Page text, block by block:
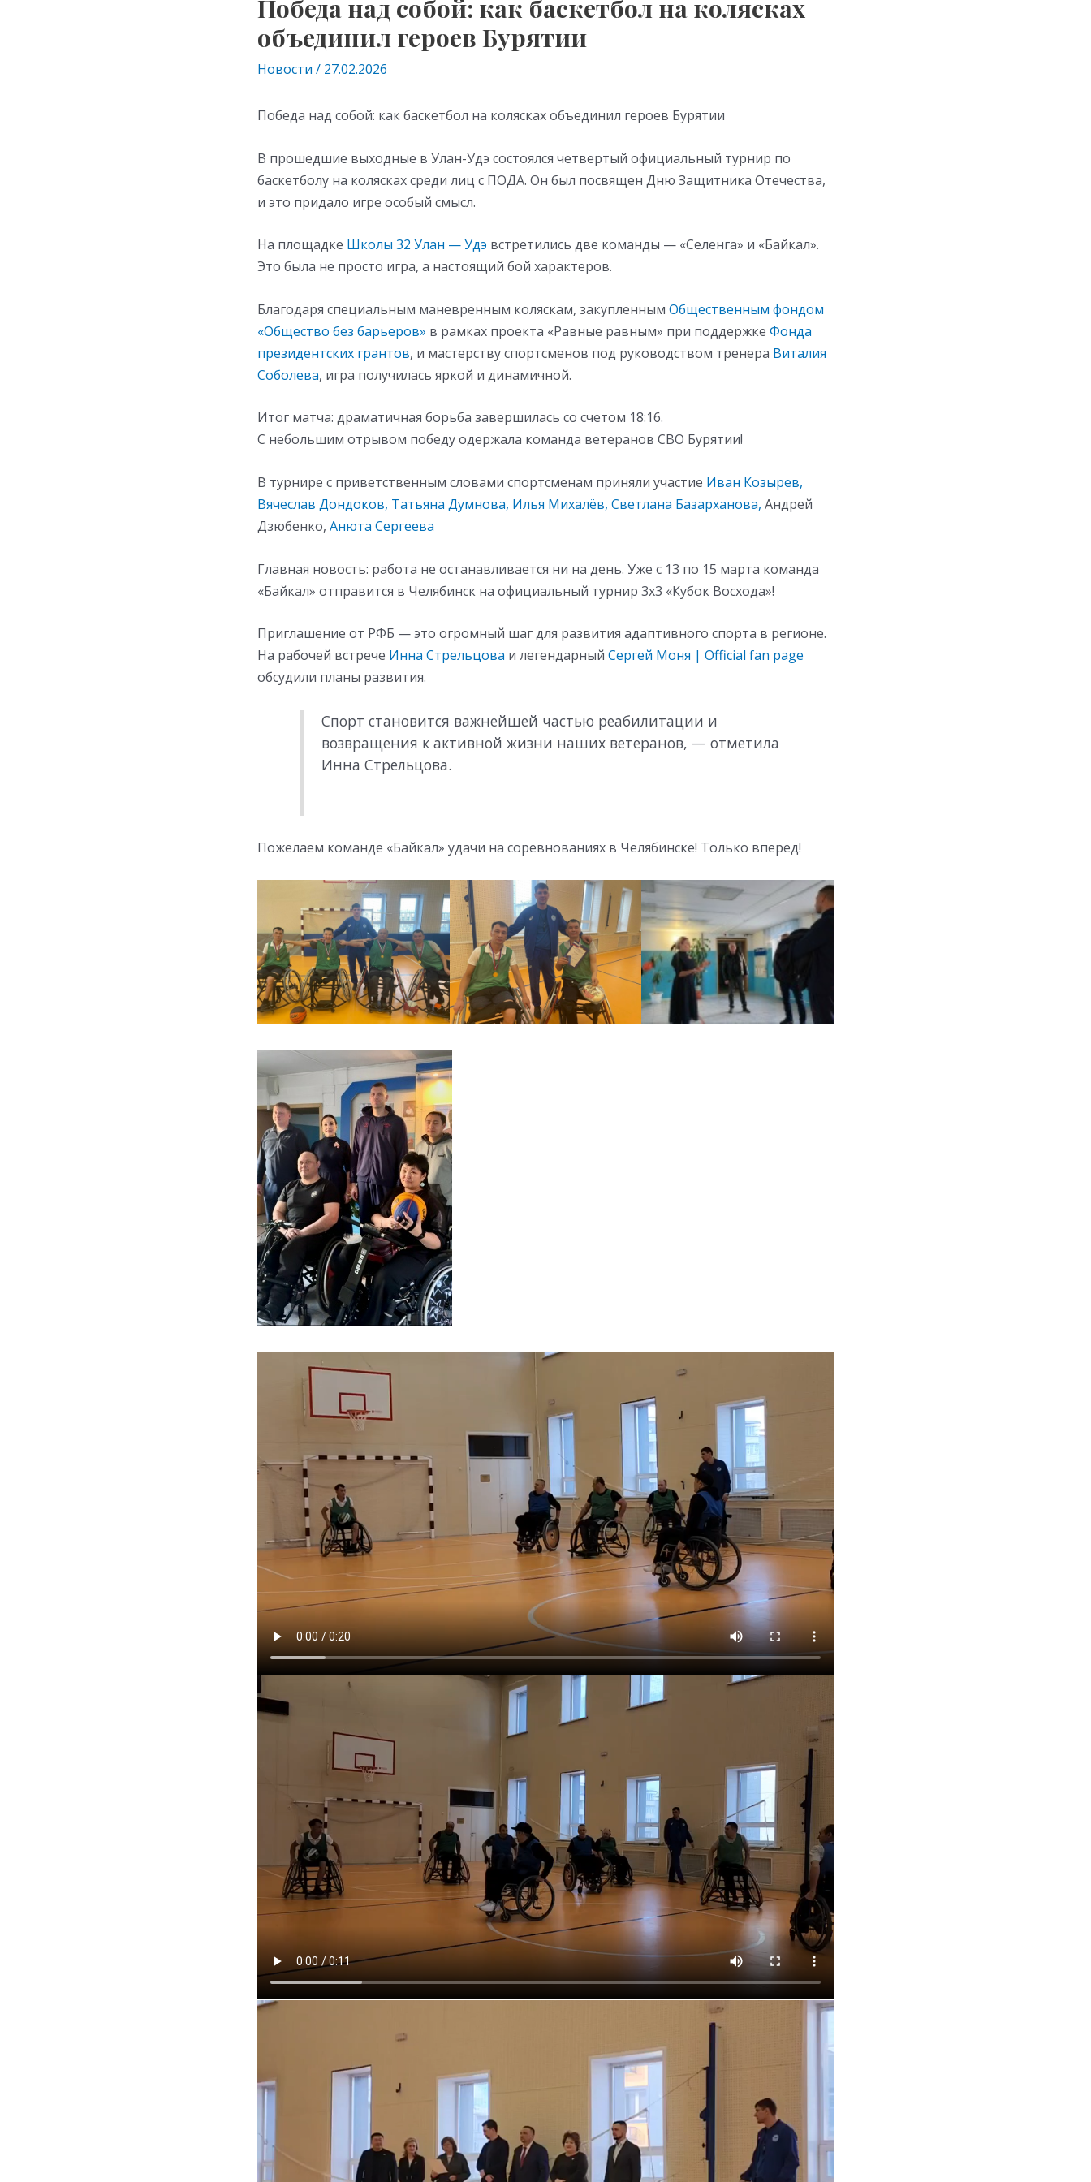
Победа над собой: как баскетбол на колясках
объединил героев Бурятии
Новости / 27.02.2026
Победа над собой: как баскетбол на колясках объединил героев Бурятии
В прошедшие выходные в Улан-Удэ состоялся четвертый официальный турнир по
баскетболу на колясках среди лиц с ПОДА. Он был посвящен Дню Защитника Отечества,
и это придало игре особый смысл.
На площадке Школы 32 Улан — Удэ встретились две команды — «Селенга» и «Байкал».
Это была не просто игра, а настоящий бой характеров.
Благодаря специальным маневренным коляскам, закупленным Общественным фондом
«Общество без барьеров» в рамках проекта «Равные равным» при поддержке Фонда
президентских грантов, и мастерству спортсменов под руководством тренера Виталия
Соболева, игра получилась яркой и динамичной.
Итог матча: драматичная борьба завершилась со счетом 18:16.
С небольшим отрывом победу одержала команда ветеранов СВО Бурятии!
В турнире с приветственным словами спортсменам приняли участие Иван Козырев,
Вячеслав Дондоков, Татьяна Думнова, Илья Михалёв, Светлана Базарханова, Андрей
Дзюбенко, Анюта Сергеева
Главная новость: работа не останавливается ни на день. Уже с 13 по 15 марта команда
«Байкал» отправится в Челябинск на официальный турнир 3х3 «Кубок Восхода»!
Приглашение от РФБ — это огромный шаг для развития адаптивного спорта в регионе.
На рабочей встрече Инна Стрельцова и легендарный Сергей Моня | Official fan page
обсудили планы развития.
Спорт становится важнейшей частью реабилитации и
возвращения к активной жизни наших ветеранов, — отметила
Инна Стрельцова.
Пожелаем команде «Байкал» удачи на соревнованиях в Челябинске! Только вперед!